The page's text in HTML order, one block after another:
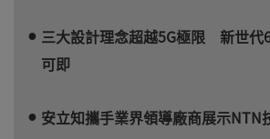
三大設計理念超越5G極限 新世代
可即
安立知攜手業界領導廠商展示NTN